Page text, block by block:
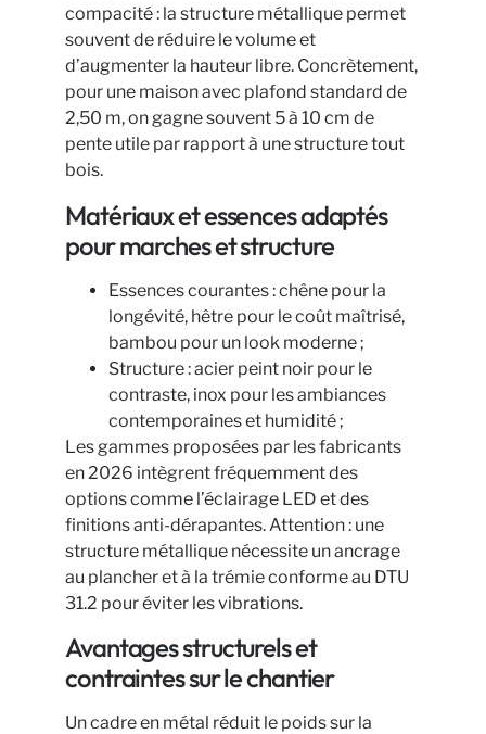
compacité : la structure métallique permet
souvent de réduire le volume et
d’augmenter la hauteur libre. Concrètement,
pour une maison avec plafond standard de
2,50 m, on gagne souvent 5 à 10 cm de
pente utile par rapport à une structure tout
bois.
Matériaux et essences adaptés
pour marches et structure
Essences courantes : chêne pour la
longévité, hêtre pour le coût maîtrisé,
bambou pour un look moderne ;
Structure : acier peint noir pour le
contraste, inox pour les ambiances
contemporaines et humidité ;
Les gammes proposées par les fabricants
en 2026 intègrent fréquemment des
options comme l’éclairage LED et des
finitions anti-dérapantes. Attention : une
structure métallique nécessite un ancrage
au plancher et à la trémie conforme au DTU
31.2 pour éviter les vibrations.
Avantages structurels et
contraintes sur le chantier
Un cadre en métal réduit le poids sur la